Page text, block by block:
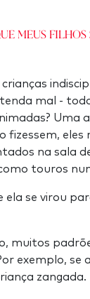
meus filhos
mal -
Uma
fizessem,
na sala
touros
ela se virou
muitos
exemplo, se
zangada.